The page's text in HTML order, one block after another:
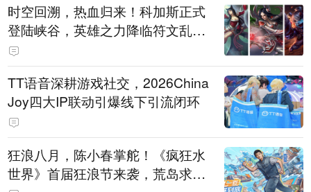
时空回溯，热血归来！科加斯正式
登陆峡谷，英雄之力降临符文乱
斗！
TT语音深耕游戏社交，2026China
Joy四大IP联动引爆线下引流闭环
狂浪八月，陈小春掌舵！《疯狂水
世界》首届狂浪节来袭，荒岛求生